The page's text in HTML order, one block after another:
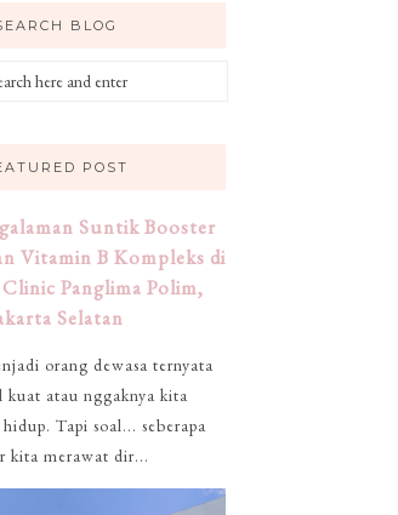
BLOG
POST
Suntik Booster
Vitamin B Kompleks di
Panglima Polim,
Selatan
orang dewasa ternyata
kuat atau nggaknya kita
Tapi soal... seberapa
kita merawat dir...